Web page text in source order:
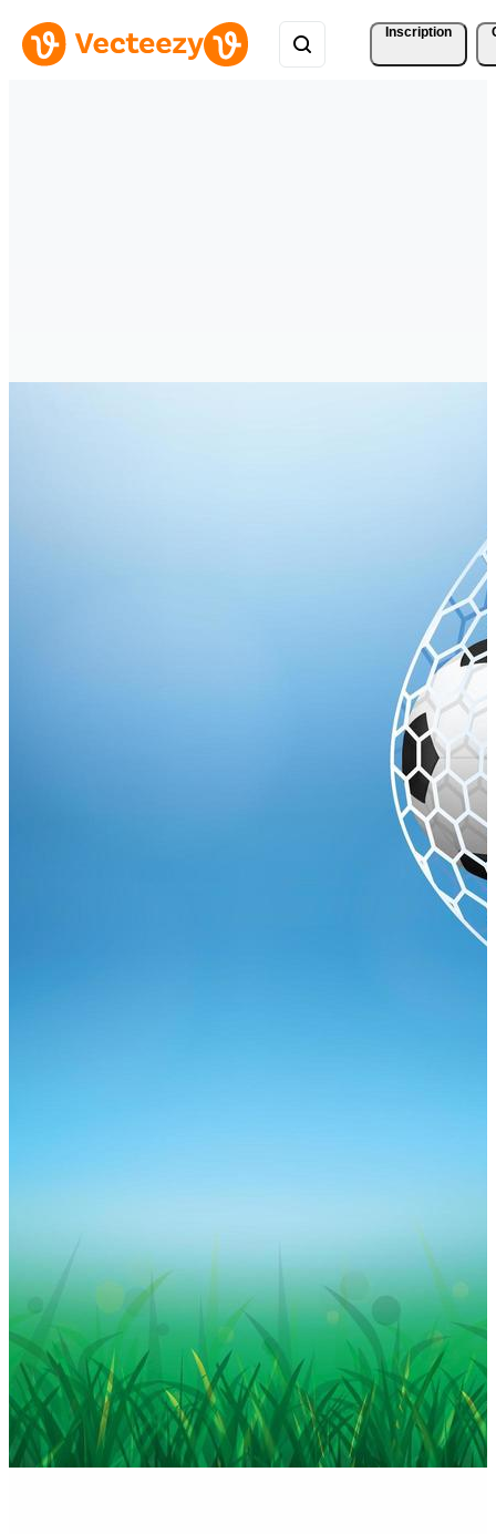
Inscription